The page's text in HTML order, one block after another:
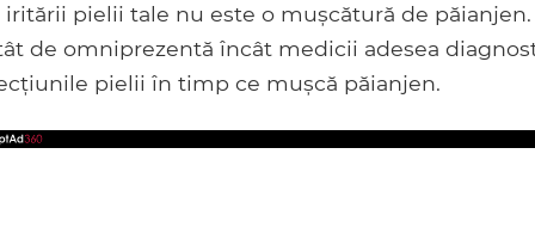
iritării pielii tale nu este o mușcătură de păianjen.
de omniprezentă încât medicii adesea
pielii în timp ce mușcă păianjen.